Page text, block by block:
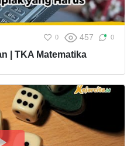
0 457 0
| TKA Matematika